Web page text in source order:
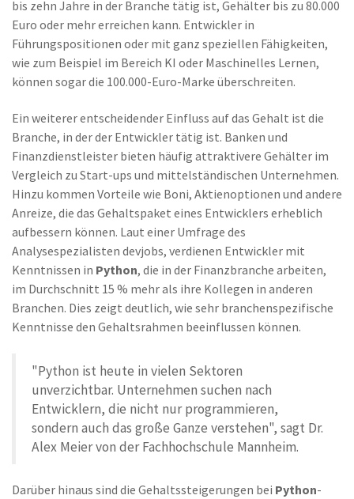
bis zehn Jahre in der Branche tätig ist, Gehälter bis zu 80.000
Euro oder mehr erreichen kann. Entwickler in
Führungspositionen oder mit ganz speziellen Fähigkeiten,
wie zum Beispiel im Bereich KI oder Maschinelles Lernen,
können sogar die 100.000-Euro-Marke überschreiten.
Ein weiterer entscheidender Einfluss auf das Gehalt ist die
Branche, in der der Entwickler tätig ist. Banken und
Finanzdienstleister bieten häufig attraktivere Gehälter im
Vergleich zu Start-ups und mittelständischen Unternehmen.
Hinzu kommen Vorteile wie Boni, Aktienoptionen und andere
Anreize, die das Gehaltspaket eines Entwicklers erheblich
aufbessern können. Laut einer Umfrage des
Analysespezialisten devjobs, verdienen Entwickler mit
Kenntnissen in Python, die in der Finanzbranche arbeiten,
im Durchschnitt 15 % mehr als ihre Kollegen in anderen
Branchen. Dies zeigt deutlich, wie sehr branchenspezifische
Kenntnisse den Gehaltsrahmen beeinflussen können.
"Python ist heute in vielen Sektoren
unverzichtbar. Unternehmen suchen nach
Entwicklern, die nicht nur programmieren,
sondern auch das große Ganze verstehen", sagt Dr.
Alex Meier von der Fachhochschule Mannheim.
Darüber hinaus sind die Gehaltssteigerungen bei Python-